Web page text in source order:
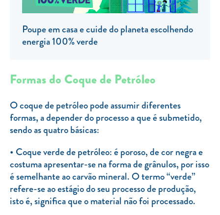
FRAUDE E SEGURANÇA
Preços de referência
Clientes com necessidades especiais
Clientes prioritários
Resolução alternativa de litígios
Poupe em casa e cuide do planeta escolhendo
energia 100% verde
Formas do Coque de Petróleo
O coque de petróleo pode assumir diferentes
formas, a depender do processo a que é submetido,
sendo as quatro básicas:
Coque verde de petróleo: é poroso, de cor negra e
costuma apresentar-se na forma de grânulos, por isso
é semelhante ao carvão mineral. O termo “verde”
refere-se ao estágio do seu processo de produção,
isto é, significa que o material não foi processado.